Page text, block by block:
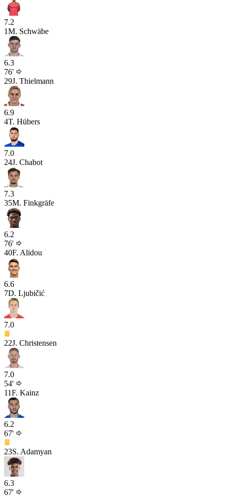
7.2
1M. Schwäbe
6.3
76'
29J. Thielmann
6.9
4T. Hübers
7.0
24J. Chabot
7.3
35M. Finkgräfe
6.2
76'
40F. Alidou
6.6
7D. Ljubičić
7.0
22J. Christensen
7.0
54'
11F. Kainz
6.2
67'
23S. Adamyan
6.3
67'